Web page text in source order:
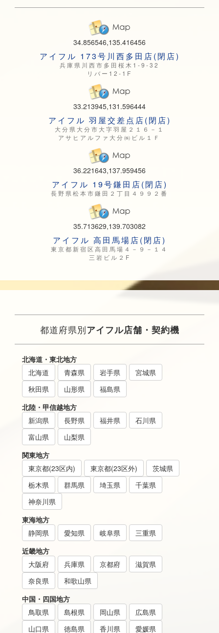
34.856546,135.416456
アイフル 173号川西多田店(閉店)
兵庫県川西市多田桜木1-9-32
リバー12-1F
33.213945,131.596444
アイフル 羽屋交差点店(閉店)
大分県大分市大字羽屋２１６－１
アサヒアルファ大分㈱ビル１Ｆ
36.221643,137.959456
アイフル 19号鎌田店(閉店)
長野県松本市鎌田２丁目４９９２番
35.713629,139.703082
アイフル 高田馬場店(閉店)
東京都新宿区高田馬場４－９－１４
三岩ビル２F
都道府県別アイフル店舗・契約機
北海道・東北地方
北海道
青森県 岩手県
宮城県
秋田県
山形県
福島県
北陸・甲信越地方
新潟県
長野県 福井県
石川県
富山県
山梨県
関東地方
東京都(23区内)
東京都(23区外)
茨城県
栃木県
群馬県 埼玉県
千葉県
神奈川県
東海地方
静岡県
愛知県 岐阜県
三重県
近畿地方
大阪府
兵庫県 京都府
滋賀県
奈良県
和歌山県
中国・四国地方
鳥取県
島根県 岡山県
広島県
山口県
徳島県 香川県 愛媛県